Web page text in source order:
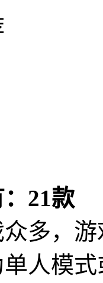
21款
多，
人模